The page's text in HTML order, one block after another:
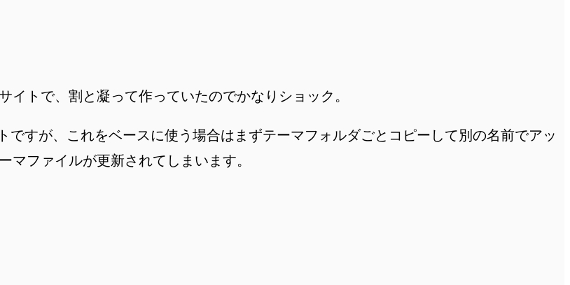
トで、割と凝って作っていたのでかなりショック。
ですが、これをベースに使う場合はまずテーマフォルダごとコピーして別の名前でアッ
ファイルが更新されてしまいます。